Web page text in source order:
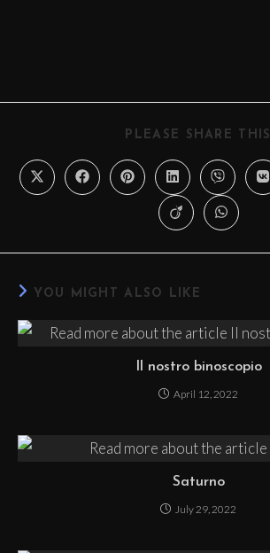
PLEASE SHARE THIS
YOU MIGHT ALSO LIKE
Il nostro binoscopio
April 12, 2022
Saturno
July 29, 2022